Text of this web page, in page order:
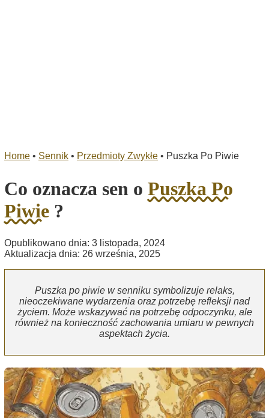
Home • Sennik • Przedmioty Zwykłe • Puszka Po Piwie
Co oznacza sen o Puszka Po
Piwie ?
Opublikowano dnia: 3 listopada, 2024
Aktualizacja dnia: 26 września, 2025
Puszka po piwie w senniku symbolizuje relaks,
nieoczekiwane wydarzenia oraz potrzebę refleksji nad
życiem. Może wskazywać na potrzebę odpoczynku, ale
również na konieczność zachowania umiaru w pewnych
aspektach życia.